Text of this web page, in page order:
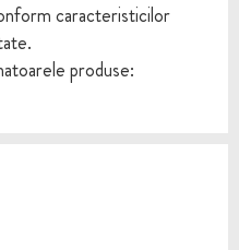
caracteristicilor
produse: